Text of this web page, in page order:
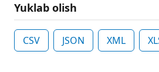
Yuklab olish
CSV JSON XML